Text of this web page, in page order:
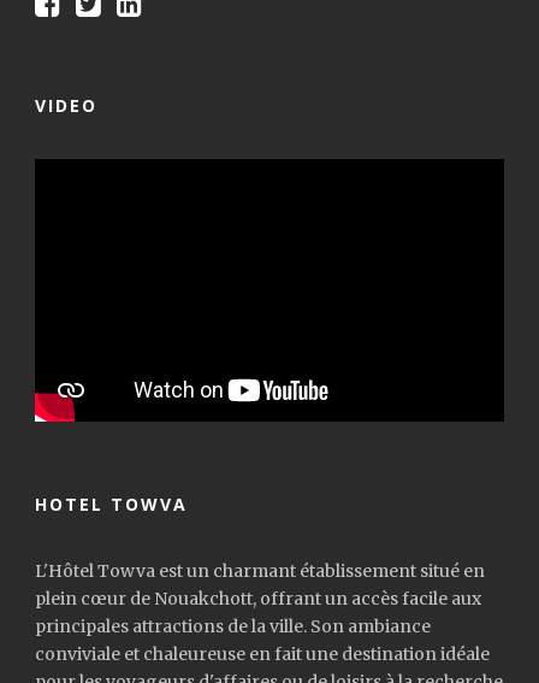
VIDEO
HOTEL TOWVA
L'Hôtel Towva est un charmant établissement situé en
plein cœur de Nouakchott, offrant un accès facile aux
principales attractions de la ville. Son ambiance
conviviale et chaleureuse en fait une destination idéale